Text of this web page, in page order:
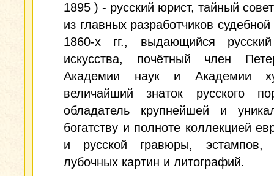
1895 ) - русский юрист, тайный
из главных разработчиков
1860-х гг., выдающийся
искусства, почётный член
Академии наук и Академии
величайший знаток русского
обладатель крупнейшей и
богатству и полноте коллекцией
и русской гравюры,
лубочных картин и литографий.